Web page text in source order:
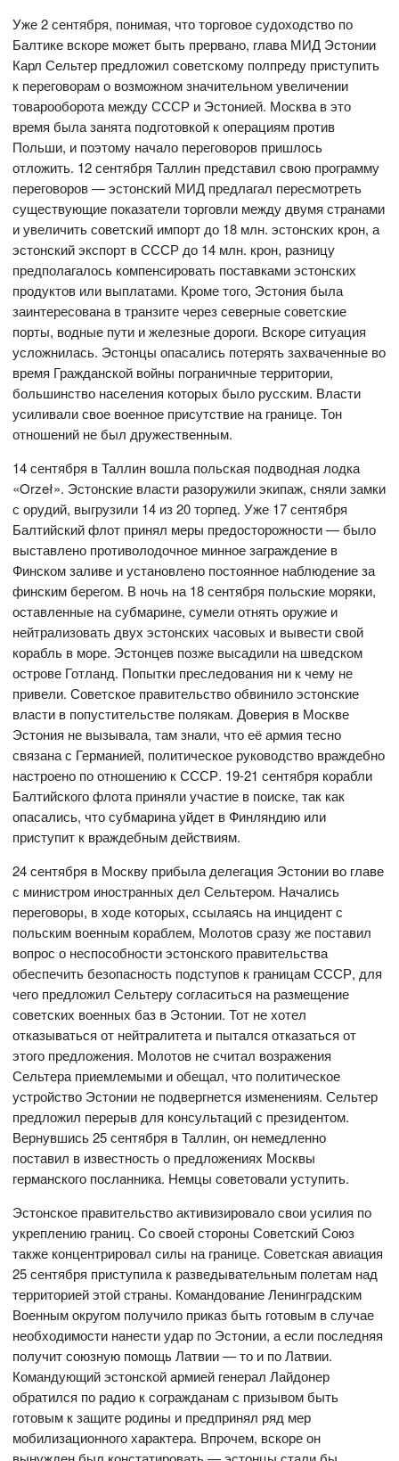
Уже 2 сентября, понимая, что торговое судоходство по
Балтике вскоре может быть прервано, глава МИД Эстонии
Карл Сельтер предложил советскому полпреду приступить
к переговорам о возможном значительном увеличении
товарооборота между СССР и Эстонией. Москва в это
время была занята подготовкой к операциям против
Польши, и поэтому начало переговоров пришлось
отложить. 12 сентября Таллин представил свою программу
переговоров — эстонский МИД предлагал пересмотреть
существующие показатели торговли между двумя странами
и увеличить советский импорт до 18 млн. эстонских крон, а
эстонский экспорт в СССР до 14 млн. крон, разницу
предполагалось компенсировать поставками эстонских
продуктов или выплатами. Кроме того, Эстония была
заинтересована в транзите через северные советские
порты, водные пути и железные дороги. Вскоре ситуация
усложнилась. Эстонцы опасались потерять захваченные во
время Гражданской войны пограничные территории,
большинство населения которых было русским. Власти
усиливали свое военное присутствие на границе. Тон
отношений не был дружественным.
14 сентября в Таллин вошла польская подводная лодка
«Orzeł». Эстонские власти разоружили экипаж, сняли замки
с орудий, выгрузили 14 из 20 торпед. Уже 17 сентября
Балтийский флот принял меры предосторожности — было
выставлено противолодочное минное заграждение в
Финском заливе и установлено постоянное наблюдение за
финским берегом. В ночь на 18 сентября польские моряки,
оставленные на субмарине, сумели отнять оружие и
нейтрализовать двух эстонских часовых и вывести свой
корабль в море. Эстонцев позже высадили на шведском
острове Готланд. Попытки преследования ни к чему не
привели. Советское правительство обвинило эстонские
власти в попустительстве полякам. Доверия в Москве
Эстония не вызывала, там знали, что её армия тесно
связана с Германией, политическое руководство враждебно
настроено по отношению к СССР. 19-21 сентября корабли
Балтийского флота приняли участие в поиске, так как
опасались, что субмарина уйдет в Финляндию или
приступит к враждебным действиям.
24 сентября в Москву прибыла делегация Эстонии во главе
с министром иностранных дел Сельтером. Начались
переговоры, в ходе которых, ссылаясь на инцидент с
польским военным кораблем, Молотов сразу же поставил
вопрос о неспособности эстонского правительства
обеспечить безопасность подступов к границам СССР, для
чего предложил Сельтеру согласиться на размещение
советских военных баз в Эстонии. Тот не хотел
отказываться от нейтралитета и пытался отказаться от
этого предложения. Молотов не считал возражения
Сельтера приемлемыми и обещал, что политическое
устройство Эстонии не подвергнется изменениям. Сельтер
предложил перерыв для консультаций с президентом.
Вернувшись 25 сентября в Таллин, он немедленно
поставил в известность о предложениях Москвы
германского посланника. Немцы советовали уступить.
Эстонское правительство активизировало свои усилия по
укреплению границ. Со своей стороны Советский Союз
также концентрировал силы на границе. Советская авиация
25 сентября приступила к разведывательным полетам над
территорией этой страны. Командование Ленинградским
Военным округом получило приказ быть готовым в случае
необходимости нанести удар по Эстонии, а если последняя
получит союзную помощь Латвии — то и по Латвии.
Командующий эстонской армией генерал Лайдонер
обратился по радио к согражданам с призывом быть
готовым к защите родины и предпринял ряд мер
мобилизационного характера. Впрочем, вскоре он